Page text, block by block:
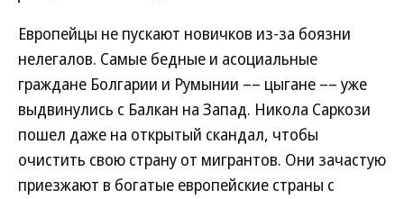
Европейцы не пускают новичков из-за боязни
нелегалов. Самые бедные и асоциальные
граждане Болгарии и Румынии –– цыгане –– уже
выдвинулись с Балкан на Запад. Никола Саркози
пошел даже на открытый скандал, чтобы
очистить свою страну от мигрантов. Они зачастую
приезжают в богатые европейские страны с